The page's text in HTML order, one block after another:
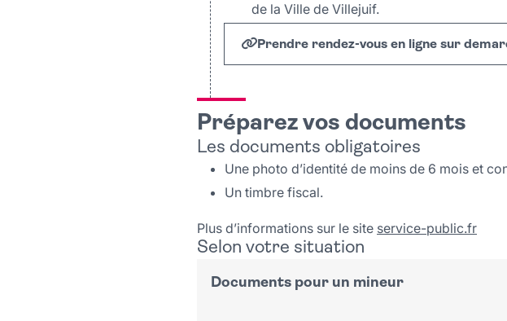
de la Ville de Villejuif.
Prendre rendez-vous en ligne sur
Préparez vos documents
Les documents obligatoires
Une photo d’identité de moins de 6 mois et
Un timbre fiscal.
Plus d’informations sur le site service-public.fr
Selon votre situation
Documents pour un mineur